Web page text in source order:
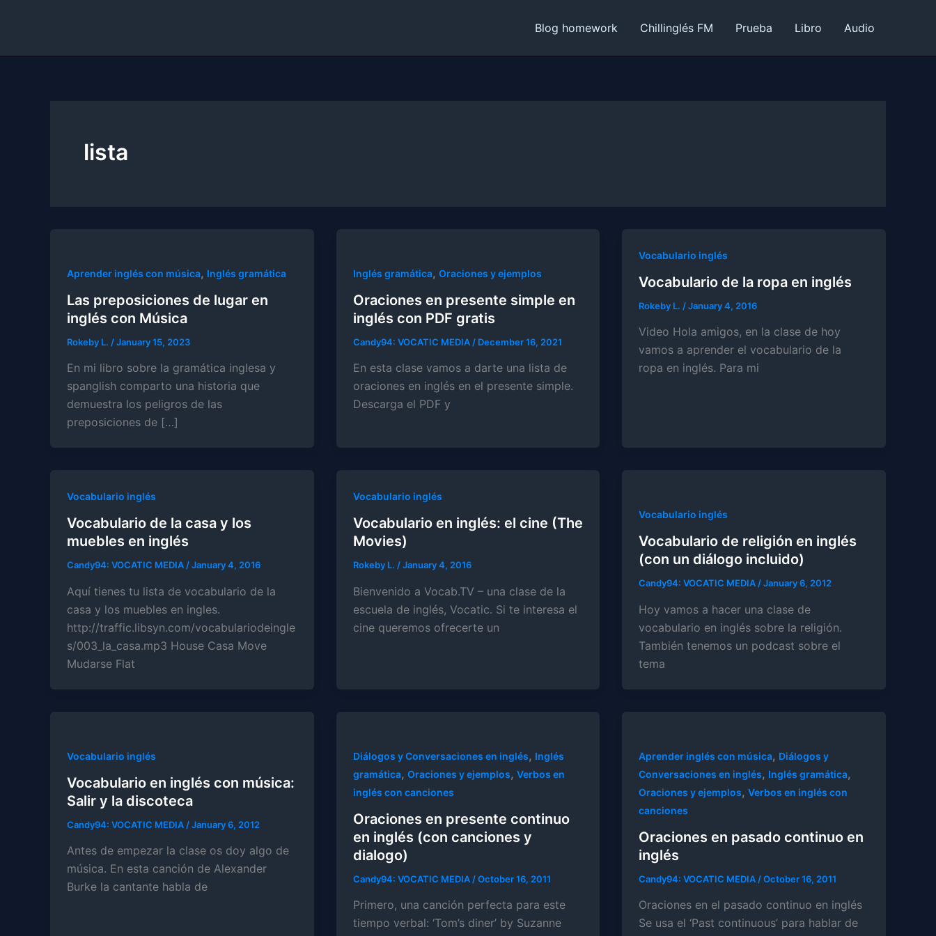
Blog homework Chillinglés FM Prueba Libro Audio
lista
Aprender inglés con música, Inglés gramática
Las preposiciones de lugar en
inglés con Música
Rokeby L. /January 15, 2023
En mi libro sobre la gramática inglesa y
spanglish comparto una historia que
demuestra los peligros de las
preposiciones de […]
Inglés gramática, Oraciones y ejemplos
Oraciones en presente simple en
inglés con PDF gratis
Candy94: VOCATIC MEDIA / December 16, 2021
En esta clase vamos a darte una lista de
oraciones en inglés en el presente simple.
Descarga el PDF y
Vocabulario inglés
Vocabulario de la ropa en inglés
Rokeby L. /January 4, 2016
Video Hola amigos, en la clase de hoy
vamos a aprender el vocabulario de la
ropa en inglés. Para mi
Vocabulario inglés
Vocabulario de la casa y los
muebles en inglés
Candy94: VOCATIC MEDIA /January 4, 2016
Aquí tienes tu lista de vocabulario de la
casa y los muebles en ingles.
http://traffic.libsyn.com/vocabulariodeingle
s/003_la_casa.mp3 House Casa Move
Mudarse Flat
Vocabulario inglés
Vocabulario en inglés: el cine (The
Movies)
Rokeby L. /January 4, 2016
Bienvenido a Vocab.TV – una clase de la
escuela de inglés, Vocatic. Si te interesa el
cine queremos ofrecerte un
Vocabulario inglés
Vocabulario de religión en inglés
(con un diálogo incluido)
Candy94: VOCATIC MEDIA /January 6, 2012
Hoy vamos a hacer una clase de
vocabulario en inglés sobre la religión.
También tenemos un podcast sobre el
tema
Vocabulario inglés
Vocabulario en inglés con música:
Salir y la discoteca
Candy94: VOCATIC MEDIA /January 6, 2012
Antes de empezar la clase os doy algo de
música. En esta canción de Alexander
Burke la cantante habla de
Diálogos y Conversaciones en inglés, Inglés
gramática, Oraciones y ejemplos, Verbos en
inglés con canciones
Oraciones en presente continuo
en inglés (con canciones y
dialogo)
Candy94: VOCATIC MEDIA /October 16, 2011
Primero, una canción perfecta para este
tiempo verbal: ‘Tom’s diner’ by Suzanne
Aprender inglés con música, Diálogos y
Conversaciones en inglés, Inglés gramática,
Oraciones y ejemplos,Verbos en inglés con
canciones
Oraciones en pasado continuo en
inglés
Candy94: VOCATIC MEDIA /October 16, 2011
Oraciones en el pasado continuo en inglés
Se usa el ‘Past continuous’ para hablar de